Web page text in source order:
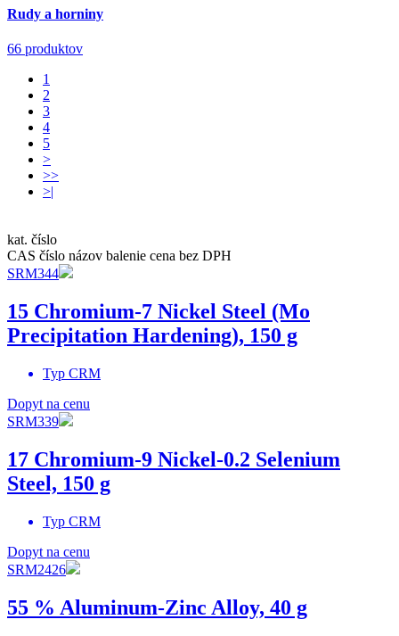
Rudy a horniny
66 produktov
1
2
3
4
5
>
>>
>|
kat. číslo
CAS číslo názov balenie cena bez DPH
SRM344
15 Chromium-7 Nickel Steel (Mo
Precipitation Hardening), 150 g
Typ CRM
Dopyt na cenu
SRM339
17 Chromium-9 Nickel-0.2 Selenium
Steel, 150 g
Typ CRM
Dopyt na cenu
SRM2426
55 % Aluminum-Zinc Alloy, 40 g